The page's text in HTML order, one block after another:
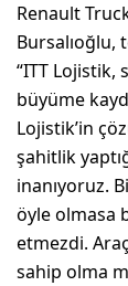
Renault
“ITT
büyüme
Lojistik’in
şahitlik
inanıyoruz.
öyle olmasa
etmezdi.
sahip olma